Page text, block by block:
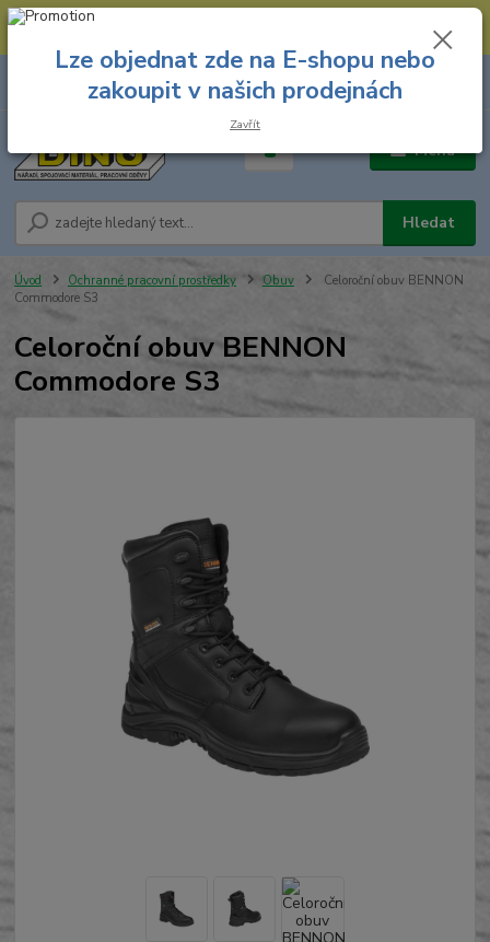
--- Spojovací materiál: 774 431 045 --- Prodejna nářadí: 731 449 423 --
Menu
Hledat
8.00 hod. - 16.00 hod.
za
Úvod Ochranné pracovní prostředky Obuv
Celoroční obuv BENNON
Commodore S3
Celoroční obuv BENNON
Commodore S3
Lze objednat zde na E-shopu nebo
zakoupit v našich prodejnách
Zavřít